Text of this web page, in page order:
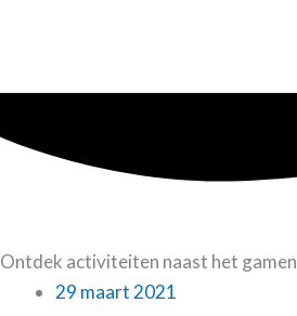
Ontdek activiteiten naast het gamen
29 maart 2021